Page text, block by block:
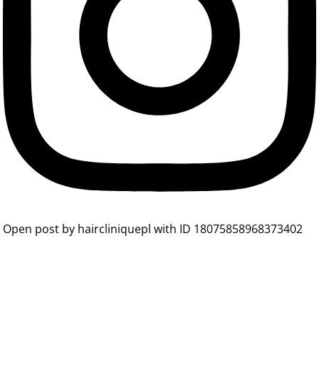
Open post by haircliniquepl with ID 18075858968373402